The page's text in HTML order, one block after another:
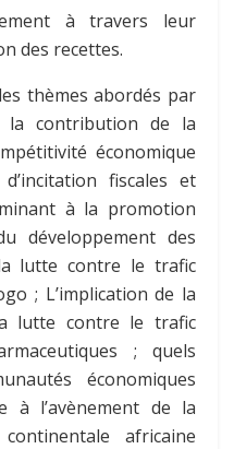
à travers leur
des recettes.
thèmes abordés par
contribution de la
économique
fiscales et
à la promotion
développement des
lutte contre le trafic
; L’implication de la
lutte contre le trafic
; quels
économiques
à l’avènement de la
africaine